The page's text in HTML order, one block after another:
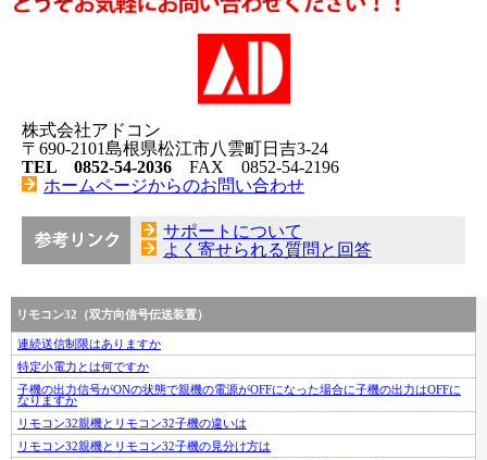
株式会社アドコン
〒690-2101島根県松江市八雲町日吉3-24
TEL 0852-54-2036 FAX 0852-54-2196
ホームページからのお問い合わせ
サポートについて
よく寄せられる質問と回答
リモコン32（双方向信号伝送装置）
連続送信制限はありますか
特定小電力とは何ですか
子機の出力信号がONの状態で親機の電源がOFFになった場合に子機の出力はOFFに
なりますか
リモコン32親機とリモコン32子機の違いは
リモコン32親機とリモコン32子機の見分け方は